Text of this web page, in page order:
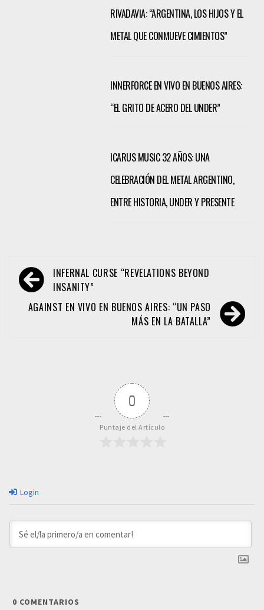
RIVADAVIA: “ARGENTINA, LOS HIJOS Y EL
METAL QUE CONMUEVE CIMIENTOS”
INNERFORCE EN VIVO EN BUENOS AIRES:
“EL GRITO DE ACERO DEL UNDER”
ICARUS MUSIC 32 AÑOS: UNA
CELEBRACIÓN DEL METAL ARGENTINO,
ENTRE HISTORIA, UNDER Y PRESENTE
Navegación
de
entradas
INFERNAL CURSE “REVELATIONS BEYOND
INSANITY”
AGAINST EN VIVO EN BUENOS AIRES: “UN PASO
MÁS EN LA BATALLA”
0
Puntaje del Artículo
Login
0 COMENTARIOS